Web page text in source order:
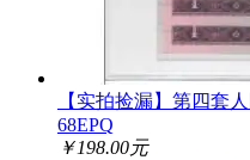
【实拍捡漏】第四套
68EPQ
￥198.00元